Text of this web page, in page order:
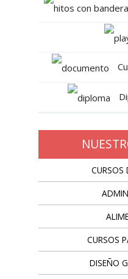
CURSOS
CURSOS
DISEÑO